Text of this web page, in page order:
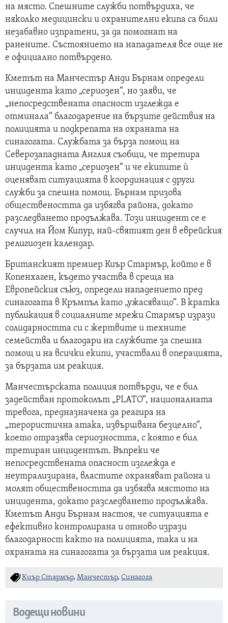
на място. Спешните служби потвърдиха, че
няколко медицински и охранителни екипа са били
незабавно изпратени, за да помогнат на
ранените. Състоянието на нападателя все още не
е официално потвърдено.
Кметът на Манчестър Анди Бърнам определи
инцидента като „сериозен“, но заяви, че
„непосредствената опасност изглежда е
отминала“ благодарение на бързите действия на
полицията и подкрепата на охраната на
синагогата. Службата за бърза помощ на
Северозападната Англия съобщи, че третира
инцидента като „сериозен“ и че екипите ѝ
оценяват ситуацията в координация с други
служби за спешна помощ. Бърнам призова
обществеността да избягва района, докато
разследването продължава. Този инцидент се е
случил на Йом Кипур, най-святият ден в еврейския
религиозен календар.
Британският премиер Киър Стармър, който е в
Копенхаген, където участва в среща на
Европейския съюз, определи нападението пред
синагогата в Кръмпъл като „ужасяващо“. В кратка
публикация в социалните мрежи Стармър изрази
солидарността си с жертвите и техните
семейства и благодари на службите за спешна
помощ и на всички екипи, участвали в операцията,
за бързата им реакция.
Манчестърската полиция потвърди, че е бил
задействан протоколът „PLATO“, националната
тревога, предназначена да реагира на
„терористична атака, извършвана безцелно“,
което отразява сериозността, с която е бил
третиран инцидентът. Въпреки че
непосредствената опасност изглежда е
неутрализирана, властите охраняват района и
молят обществеността да избягва мястото на
инцидента, докато разследването продължава.
Кметът Анди Бърнам настоя, че ситуацията е
ефективно контролирана и отново изрази
благодарност както на полицията, така и на
охраната на синагогата за бързата им реакция.
Киър Стармър, Манчестър, Синагога
Водещи новини